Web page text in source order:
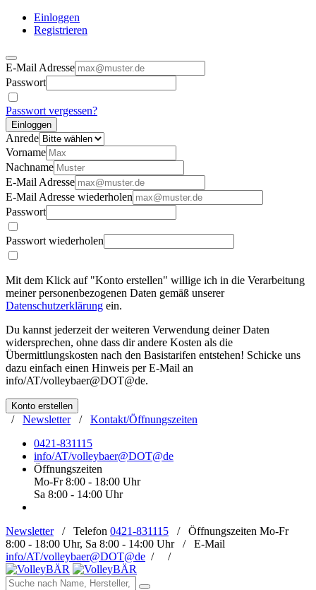
Einloggen
Registrieren
E-Mail Adresse
Passwort
Passwort vergessen?
Einloggen
Anrede
Vorname
Nachname
E-Mail Adresse
E-Mail Adresse wiederholen
Passwort
Passwort wiederholen
Mit dem Klick auf "Konto erstellen" willige ich in die Verarbeitung
meiner personenbezogenen Daten gemäß unserer
Datenschutzerklärung ein.
Du kannst jederzeit der weiteren Verwendung deiner Daten
widersprechen, ohne dass dir andere Kosten als die
Übermittlungskosten nach den Basistarifen entstehen! Schicke uns
dazu einfach einen Hinweis per E-Mail an
info/AT/volleybaer@DOT@de.
Konto erstellen
/ Newsletter/ Kontakt/Öffnungszeiten
0421-831115
info/AT/volleybaer@DOT@de
Öffnungszeiten
Mo-Fr 8:00 - 18:00 Uhr
Sa 8:00 - 14:00 Uhr
Newsletter/ Telefon 0421-831115 / Öffnungszeiten Mo-Fr
8:00 - 18:00 Uhr, Sa 8:00 - 14:00 Uhr / E-Mail
info/AT/volleybaer@DOT@de / /